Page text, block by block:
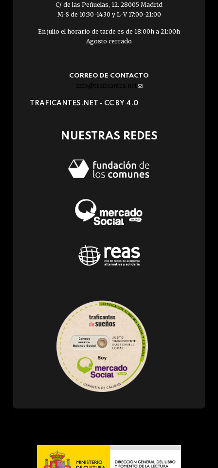
C/ de las Peñuelas, 12. 28005 Madrid
M-S de 10:30-14:30 y L-V 17:00-21:00
En julio el horario de tarde es de 18:00h a 21:00h
Agosto cerrado
CORREO DE CONTACTO
info@traficantes.net (link
e-
TRAFICANTES.NET - CC BY 4.0
NUESTRAS REDES